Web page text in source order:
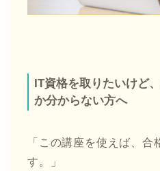
IT資格を取りたいけど
か分からない方へ
「この講座を使えば、合
す。」